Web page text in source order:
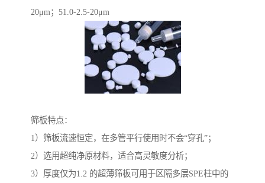
20μm；51.0-2.5-20μm
筛板特点：
1）筛板流速恒定，在多管平行使用时不会“穿孔”；
2）选用超纯净原材料，适合高灵敏度分析；
3）厚度仅为1.2 的超薄筛板可用于区隔多层SPE柱中的